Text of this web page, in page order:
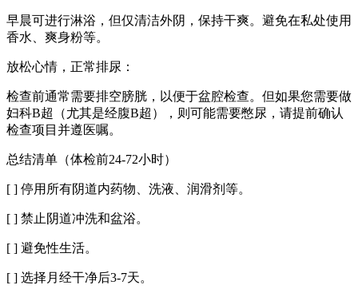
早晨可进行淋浴，但仅清洁外阴，保持干爽。避免在私处使用
香水、爽身粉等。
放松心情，正常排尿：
检查前通常需要排空膀胱，以便于盆腔检查。但如果您需要做
妇科B超（尤其是经腹B超），则可能需要憋尿，请提前确认
检查项目并遵医嘱。
总结清单（体检前24-72小时）
[ ] 停用所有阴道内药物、洗液、润滑剂等。
[ ] 禁止阴道冲洗和盆浴。
[ ] 避免性生活。
[ ] 选择月经干净后3-7天。